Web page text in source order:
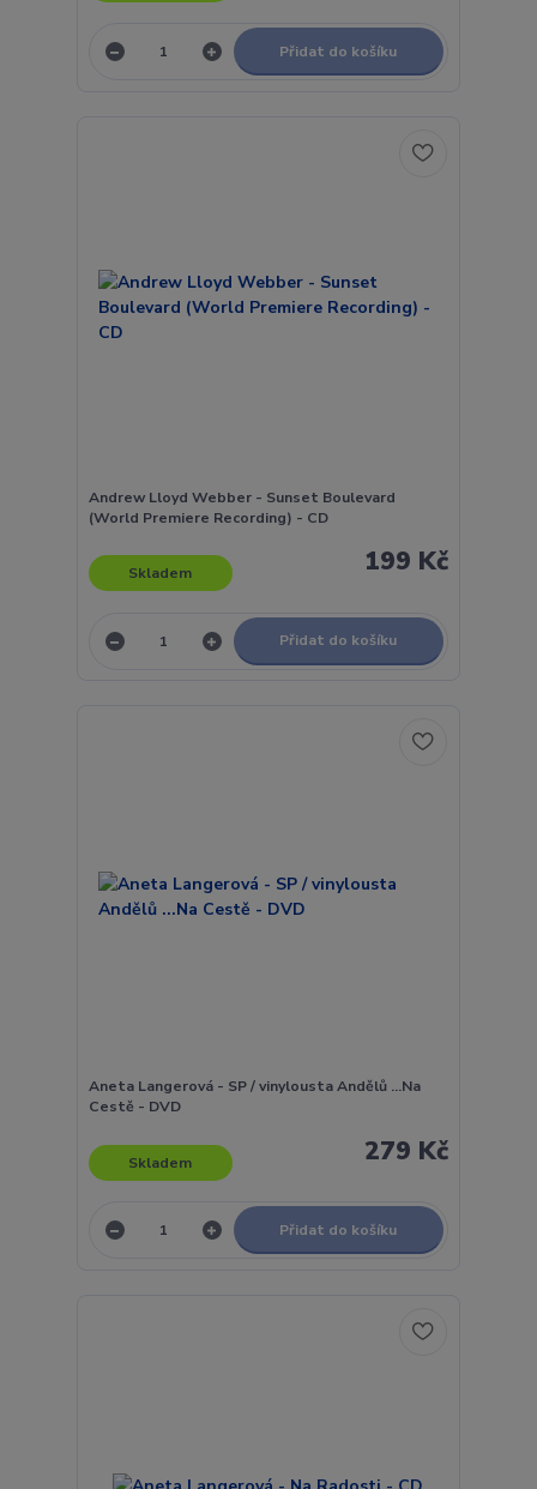
Přidat do košíku
Andrew Lloyd Webber - Sunset Boulevard
(World Premiere Recording) - CD
199 Kč
Skladem
Přidat do košíku
Aneta Langerová - SP / vinylousta Andělů ...Na
Cestě - DVD
279 Kč
Skladem
Přidat do košíku